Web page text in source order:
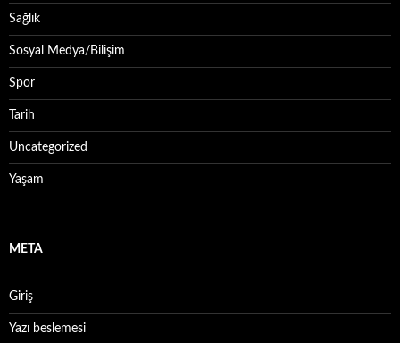
Sağlık
Sosyal Medya/Bilişim
Spor
Tarih
Uncategorized
Yaşam
META
Giriş
Yazı beslemesi